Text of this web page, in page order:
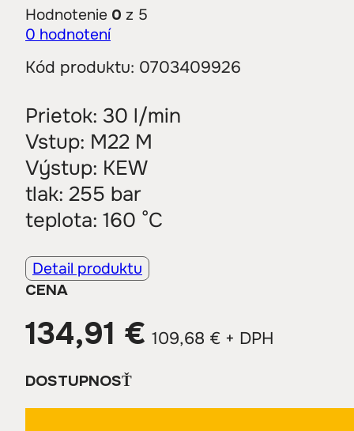
Hodnotenie 0 z 5
0 hodnotení
Kód produktu: 0703409926
Prietok: 30 l/min
Vstup: M22 M
Výstup: KEW
tlak: 255 bar
teplota: 160 °C
Detail produktu
CENA
134,91 € 109,68 € + DPH
DOSTUPNOSŤ